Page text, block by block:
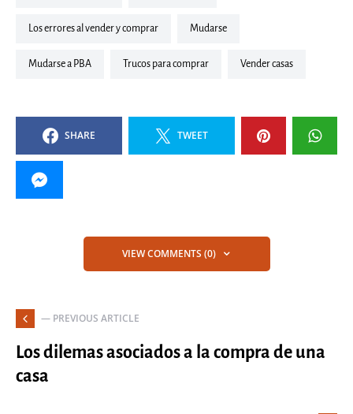
Los errores al vender y comprar mudarse
Mudarse a PBA Trucos para comprar vender casas
SHARE TWEET
VIEW COMMENTS (0)
— PREVIOUS ARTICLE
Los dilemas asociados a la compra de una
casa